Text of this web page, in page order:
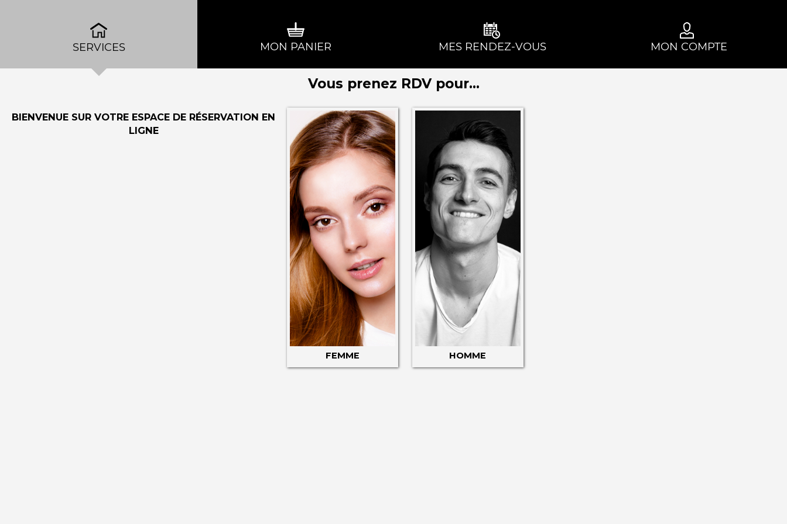
SERVICES MON PANIER MES RENDEZ-VOUS MON COMPTE
Vous prenez RDV pour...
BIENVENUE SUR VOTRE ESPACE DE RÉSERVATION EN
LIGNE
FEMME HOMME